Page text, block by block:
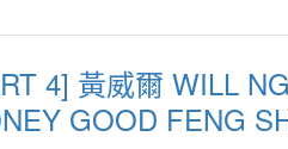
4] 黃威爾 WILL
GOOD FENG